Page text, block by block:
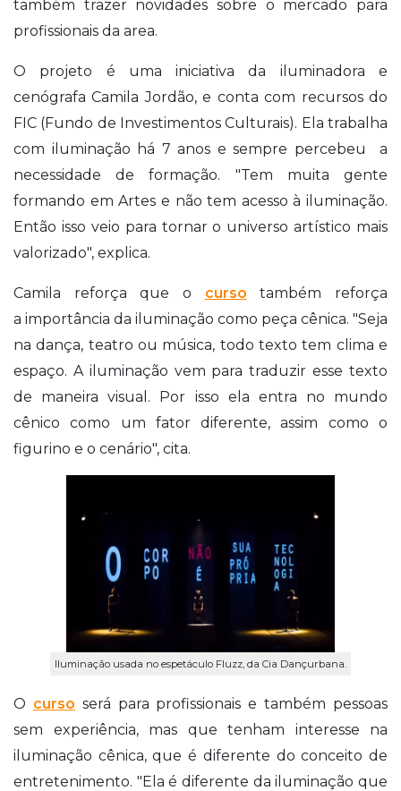
também trazer novidades sobre o mercado para
profissionais da area.
O projeto é uma iniciativa da iluminadora e
cenógrafa Camila Jordão, e conta com recursos do
FIC (Fundo de Investimentos Culturais). Ela trabalha
com iluminação há 7 anos e sempre percebeu a
necessidade de formação. "Tem muita gente
formando em Artes e não tem acesso à iluminação.
Então isso veio para tornar o universo artístico mais
valorizado", explica.
Camila reforça que o curso também reforça
a importância da iluminação como peça cênica. "Seja
na dança, teatro ou música, todo texto tem clima e
espaço. A iluminação vem para traduzir esse texto
de maneira visual. Por isso ela entra no mundo
cênico como um fator diferente, assim como o
figurino e o cenário", cita.
Iluminação usada no espetáculo Fluzz, da Cia Dançurbana.
O curso será para profissionais e também pessoas
sem experiência, mas que tenham interesse na
iluminação cênica, que é diferente do conceito de
entretenimento. "Ela é diferente da iluminação que